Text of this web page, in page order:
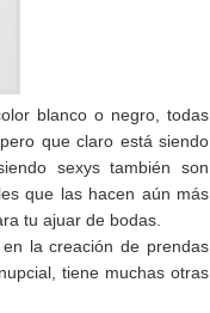
blanco o negro, todas
que claro está siendo
sexys también son
que las hacen aún más
tu ajuar de bodas.
la creación de prendas
tiene muchas otras